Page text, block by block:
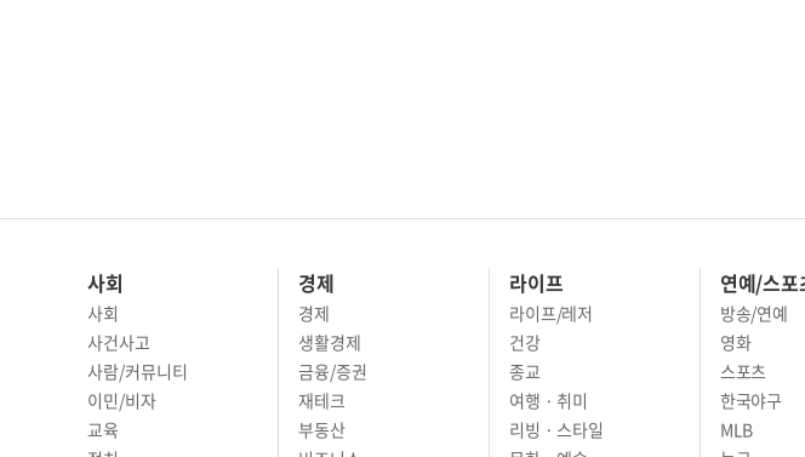
사회
사회
사건사고
사람/커뮤니티
경제
경제
생활경제
금융/증권
라이프
라이프/레저
건강
종교
연예/스포츠
방송/연예
영화
스포츠